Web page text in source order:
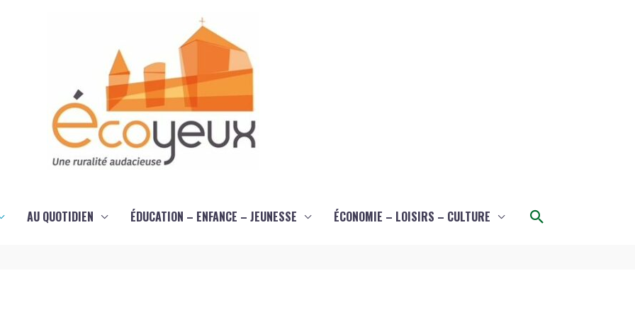
AU QUOTIDIEN ÉDUCATION – ENFANCE – JEUNESSE ÉCONOMIE – LOISIRS – CULTURE Rechercher